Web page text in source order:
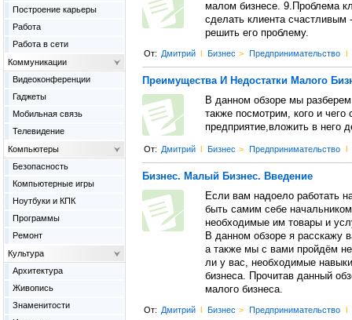
малом бизнесе. 9.Проблема
сделать клиента счастливым
решить его проблему.
От: Дмитрий l Бизнес > Предпринимательство l
Преимущества И Недостатки Малого
В данном обзоре мы
также посмотрим, кого и чего
предприятие,вложить в него
От: Дмитрий l Бизнес > Предпринимательство l
Бизнес. Малый Бизнес. Введение
Если вам надоело работать
быть самим себе
необходимые им товары и
В данном обзоре я расскажу
а также мы с вами пройдём
ли у вас, необходимые
бизнеса. Прочитав данный
малого бизнеса.
От: Дмитрий l Бизнес > Предпринимательство l
Построение карьеры
Работа
Работа в сети
Коммуникации
Видеоконференции
Гаджеты
Мобильная связь
Телевидение
Компьютеры
Безопасность
Компьютерные игры
Ноутбуки и КПК
Программы
Ремонт
Культура
Архитектура
Живопись
Знаменитости